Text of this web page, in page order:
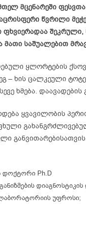
მცენარეში
წვრილი
შეკრული,
მათი საშუალებით
ყლორტების
– ხის ცალკეული
ხმება.
ყვავილობის
დოქტორი Ph.D
უფროსი;